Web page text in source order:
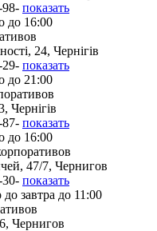
98- показать
до 16:00
24, Чернігів
29- показать
до 21:00
Чернігів
87- показать
до 16:00
47/7, Чернигов
30- показать
завтра до 11:00
Чернигов